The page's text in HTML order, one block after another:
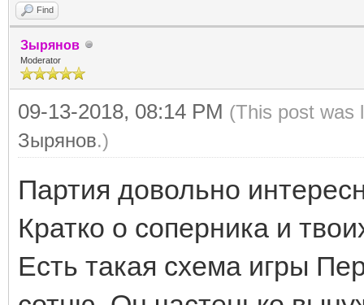
Find
Зырянов
Moderator
09-13-2018, 08:14 PM (This post was
Зырянов.)
Партия довольно
Кратко о соперника и
Есть такая схема игры